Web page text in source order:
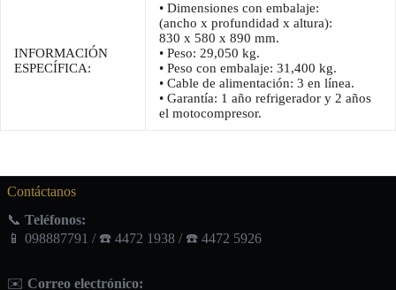
INFORMACIÓN
ESPECÍFICA:
• Dimensiones con embalaje:
(ancho x profundidad x altura):
830 x 580 x 890 mm.
• Peso: 29,050 kg.
• Peso con embalaje: 31,400 kg.
• Cable de alimentación: 3 en línea.
• Garantía: 1 año refrigerador y 2 años
el motocompresor.
Contáctanos
📞 Teléfonos:
📱 098887791 / ☎️ 4472 1938 / ☎️ 4472 5926
✉️ Correo electrónico: